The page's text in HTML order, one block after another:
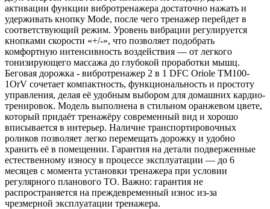
активации функции вибротренажера достаточно нажать и
удерживать кнопку Mode, после чего тренажер перейдет в
соответствующий режим. Уровень вибрации регулируется
кнопками скорости «+/-», что позволяет подобрать
комфортную интенсивность воздействия — от легкого
тонизирующего массажа до глубокой проработки мышц.
Беговая дорожка - вибротренажер 2 в 1 DFC Oriole TM100-
1OrV сочетает компактность, функциональность и простоту
управления, делая её удобным выбором для домашних кардио-
тренировок. Модель выполнена в стильном оранжевом цвете,
который придаёт тренажёру современный вид и хорошо
вписывается в интерьер. Наличие транспортировочных
роликов позволяет легко перемещать дорожку и удобно
хранить её в помещении. Гарантия на детали подверженные
естественному износу в процессе эксплуатации — до 6
месяцев с момента установки тренажера при условии
регулярного планового ТО. Важно: гарантия не
распространяется на преждевременный износ из-за
чрезмерной эксплуатации тренажера.